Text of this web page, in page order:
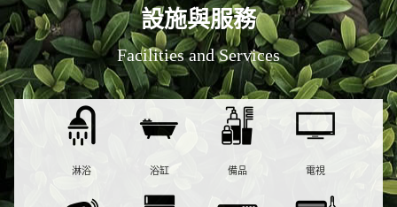
設施與服務
Facilities and Services
淋浴 浴缸 備品 電視